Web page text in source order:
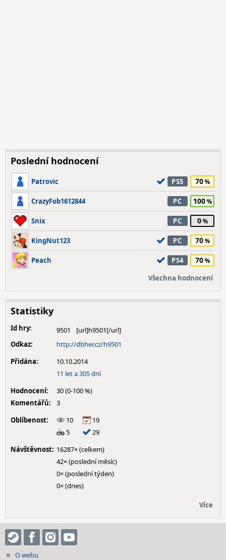
Poslední hodnocení
Patrovic PS5 70
CrazyFob1612844 PC 100
Snix PC 0
KingNut123 PC 70
Peach PS4 70
Všechna hodnocení
Statistiky
Id hry:
9501
Odkaz:
http://dbher.cz/h9501
Přidána:
10.10.2014
11 let a 305 dní
Hodnocení:
30 (0-100 %)
Komentářů:
3
Oblíbenost:
10
19
5
29
Návštěvnost: 16287× (celkem)
42× (poslední měsíc)
0× (poslední týden)
0× (dnes)
Více
O webu